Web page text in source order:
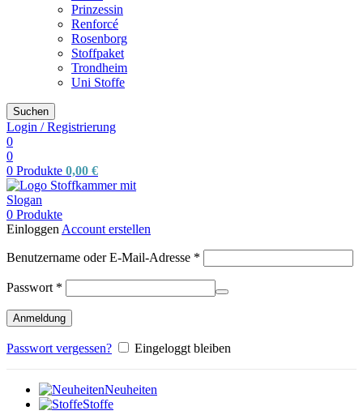
Prinzessin
Renforcé
Rosenborg
Stoffpaket
Trondheim
Uni Stoffe
Suchen
Login / Registrierung
0
0
0 Produkte 0,00 €
0 Produkte
Einloggen Account erstellen
Benutzername oder E-Mail-Adresse *
Passwort *
Anmeldung
Passwort vergessen? Eingeloggt bleiben
Neuheiten
Stoffe